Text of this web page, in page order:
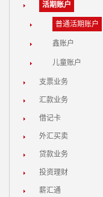
活期账户
普通活期账户
鑫账户
儿童账户
支票业务
汇款业务
借记卡
外汇买卖
贷款业务
投资理财
薪汇通